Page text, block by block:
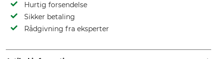
Hurtig forsendelse
Sikker betaling
Rådgivning fra eksperter